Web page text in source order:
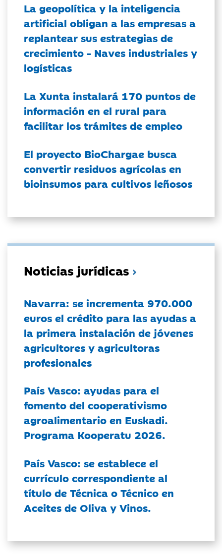
La geopolítica y la inteligencia
artificial obligan a las empresas a
replantear sus estrategias de
crecimiento - Naves industriales y
logísticas
La Xunta instalará 170 puntos de
información en el rural para
facilitar los trámites de empleo
El proyecto BioChargae busca
convertir residuos agrícolas en
bioinsumos para cultivos leñosos
Noticias jurídicas
Navarra: se incrementa 970.000
euros el crédito para las ayudas a
la primera instalación de jóvenes
agricultores y agricultoras
profesionales
País Vasco: ayudas para el
fomento del cooperativismo
agroalimentario en Euskadi.
Programa Kooperatu 2026.
País Vasco: se establece el
currículo correspondiente al
título de Técnica o Técnico en
Aceites de Oliva y Vinos.